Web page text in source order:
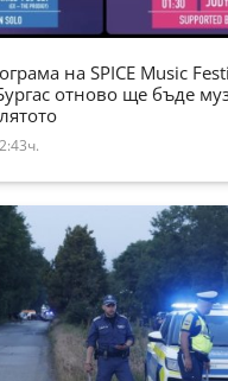
на SPICE Music
отново ще бъде